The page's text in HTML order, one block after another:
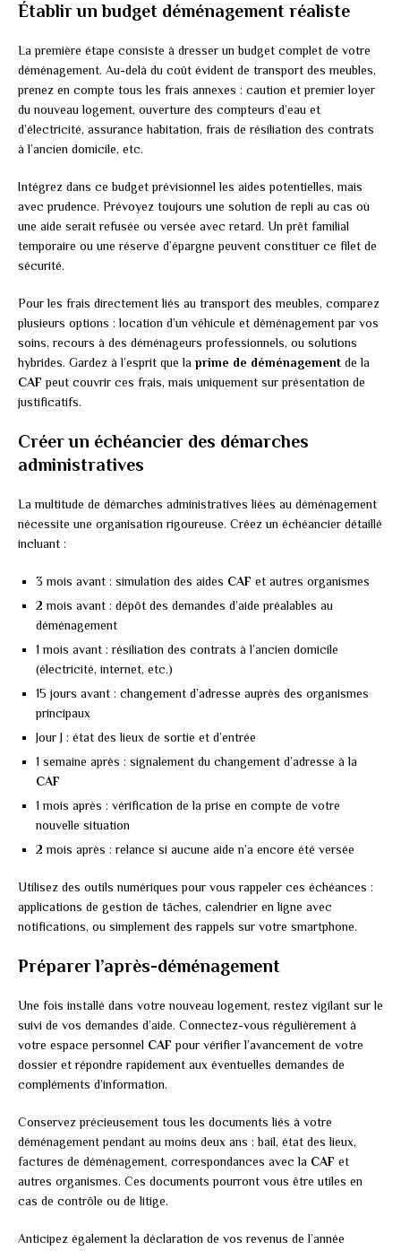
Établir un budget déménagement réaliste
La première étape consiste à dresser un budget complet de votre
déménagement. Au-delà du coût évident de transport des meubles,
prenez en compte tous les frais annexes : caution et premier loyer
du nouveau logement, ouverture des compteurs d’eau et
d’électricité, assurance habitation, frais de résiliation des contrats
à l’ancien domicile, etc.
Intégrez dans ce budget prévisionnel les aides potentielles, mais
avec prudence. Prévoyez toujours une solution de repli au cas où
une aide serait refusée ou versée avec retard. Un prêt familial
temporaire ou une réserve d’épargne peuvent constituer ce filet de
sécurité.
Pour les frais directement liés au transport des meubles, comparez
plusieurs options : location d’un véhicule et déménagement par vos
soins, recours à des déménageurs professionnels, ou solutions
hybrides. Gardez à l’esprit que la prime de déménagement de la
CAF peut couvrir ces frais, mais uniquement sur présentation de
justificatifs.
Créer un échéancier des démarches
administratives
La multitude de démarches administratives liées au déménagement
nécessite une organisation rigoureuse. Créez un échéancier détaillé
incluant :
3 mois avant : simulation des aides CAF et autres organismes
2 mois avant : dépôt des demandes d’aide préalables au
déménagement
1 mois avant : résiliation des contrats à l’ancien domicile
(électricité, internet, etc.)
15 jours avant : changement d’adresse auprès des organismes
principaux
Jour J : état des lieux de sortie et d’entrée
1 semaine après : signalement du changement d’adresse à la
CAF
1 mois après : vérification de la prise en compte de votre
nouvelle situation
2 mois après : relance si aucune aide n’a encore été versée
Utilisez des outils numériques pour vous rappeler ces échéances :
applications de gestion de tâches, calendrier en ligne avec
notifications, ou simplement des rappels sur votre smartphone.
Préparer l’après-déménagement
Une fois installé dans votre nouveau logement, restez vigilant sur le
suivi de vos demandes d’aide. Connectez-vous régulièrement à
votre espace personnel CAF pour vérifier l’avancement de votre
dossier et répondre rapidement aux éventuelles demandes de
compléments d’information.
Conservez précieusement tous les documents liés à votre
déménagement pendant au moins deux ans : bail, état des lieux,
factures de déménagement, correspondances avec la CAF et
autres organismes. Ces documents pourront vous être utiles en
cas de contrôle ou de litige.
Anticipez également la déclaration de vos revenus de l’année